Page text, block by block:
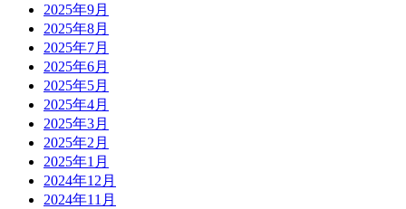
2025年9月
2025年8月
2025年7月
2025年6月
2025年5月
2025年4月
2025年3月
2025年2月
2025年1月
2024年12月
2024年11月